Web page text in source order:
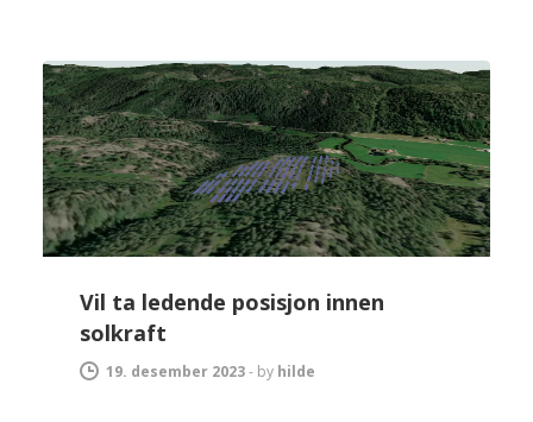
Vil ta ledende posisjon innen
solkraft
19. desember 2023- by hilde